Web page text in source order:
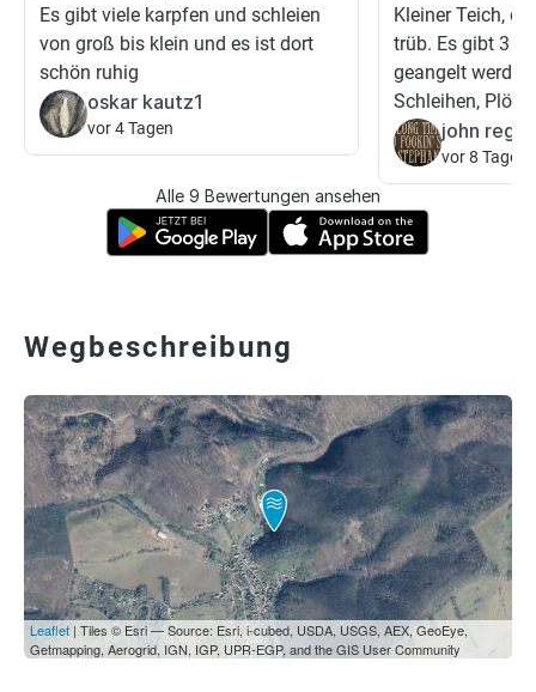
Es gibt viele karpfen und schleien
von groß bis klein und es ist dort
schön ruhig
oskar kautz1
vor 4 Tagen
Kleiner Teich,
trüb. Es gibt 3
geangelt
Schleihen,
john
vor 8 Tagen
Alle 9 Bewertungen ansehen
Wegbeschreibung
Leaflet | Tiles © Esri — Source: Esri, i-cubed, USDA, USGS, AEX, GeoEye,
Getmapping, Aerogrid, IGN, IGP, UPR-EGP, and the GIS User Community